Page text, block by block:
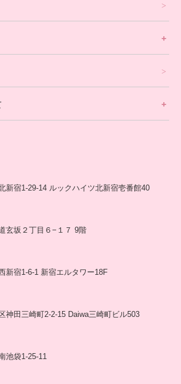
グ]
新宿1-29-14 ルックハイツ北新宿壱番館40
玄坂２丁目６−１７ 9階
新宿1-6-1 新宿エルタワー18F
神田三崎町2-2-15 Daiwa三崎町ビル503
池袋1-25-11